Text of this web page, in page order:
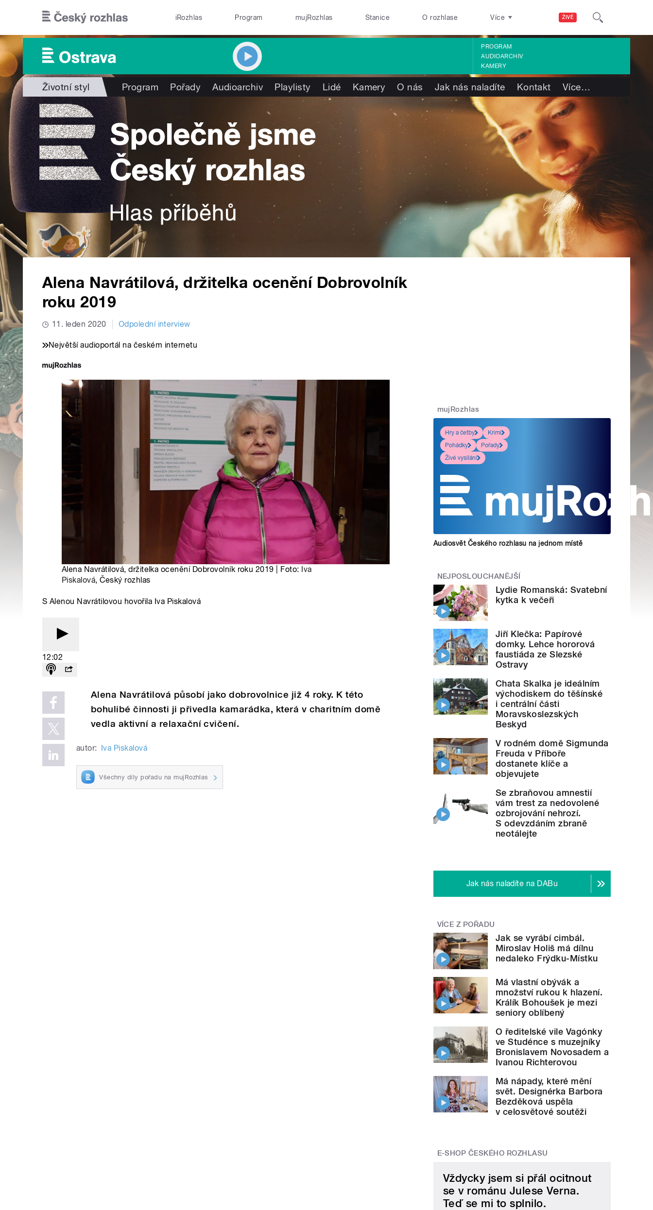
ŽIVĚ
iRozhlas Program mujRozhlas Stanice O rozhlase Více
PROGRAM
AUDIOARCHIV
KAMERY
Životní styl Program Pořady Audioarchiv Playlisty Lidé Kamery O nás Jak nás naladíte Kontakt Více…
Alena Navrátilová, držitelka ocenění Dobrovolník
roku 2019
11. leden 2020 Odpolední interview
Největší audioportál na českém internetu
Alena Navrátilová, držitelka ocenění Dobrovolník roku 2019 | Foto: Iva
Piskalová, Český rozhlas
S Alenou Navrátilovou hovořila Iva Piskalová
12:02
Alena Navrátilová působí jako dobrovolnice již 4 roky. K této
bohulibé činnosti ji přivedla kamarádka, která v charitním domě
vedla aktivní a relaxační cvičení.
autor: Iva Piskalová
Všechny díly pořadu na mujRozhlas
mujRozhlas
Hry a četby
Krimi
Pohádky
Pořady
Živé vysílání
Audiosvět Českého rozhlasu na jednom místě
NEJPOSLOUCHANĚJŠÍ
Lydie Romanská: Svatební
kytka k večeři
Jiří Klečka: Papírové
domky. Lehce hororová
faustiáda ze Slezské
Ostravy
Chata Skalka je ideálním
východiskem do těšínské
i centrální části
Moravskoslezských
Beskyd
V rodném domě Sigmunda
Freuda v Příboře
dostanete klíče a
objevujete
Se zbraňovou amnestií
vám trest za nedovolené
ozbrojování nehrozí.
S odevzdáním zbraně
neotálejte
Jak nás naladíte na DABu
VÍCE Z POŘADU
Jak se vyrábí cimbál.
Miroslav Holiš má dílnu
nedaleko Frýdku-Místku
Má vlastní obývák a
množství rukou k hlazení.
Králík Bohoušek je mezi
seniory oblíbený
O ředitelské vile Vagónky
ve Studénce s muzejníky
Bronislavem Novosadem a
Ivanou Richterovou
Má nápady, které mění
svět. Designérka Barbora
Bezděková uspěla
v celosvětové soutěži
E-SHOP ČESKÉHO ROZHLASU
Vždycky jsem si přál ocitnout
se v románu Julese Verna.
Teď se mi to splnilo.